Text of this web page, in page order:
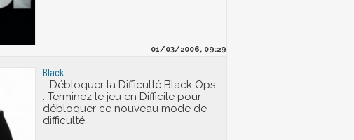
01/03/2006, 09:29
Black
- Débloquer la Difficulté Black Ops
: Terminez le jeu en Difficile pour
débloquer ce nouveau mode de
difficulté.